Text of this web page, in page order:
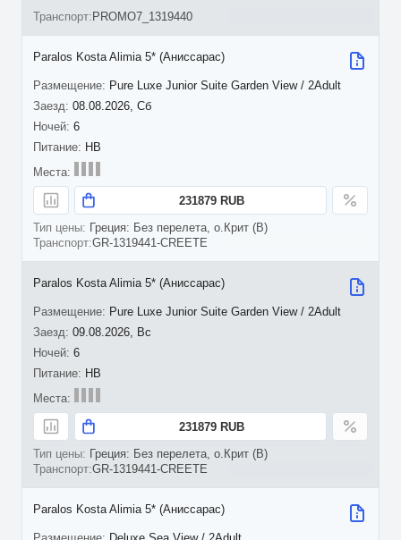
PROMO7_1319440
08.08.2026, Сб
6
Paralos Kosta Alimia 5* (Аниссарас)
Pure Luxe Junior Suite Garden View / 2Adult
HB
231879 RUB
Греция: Без перелета, о.Крит (B)
GR-1319441-CREETE
09.08.2026, Вс
6
Paralos Kosta Alimia 5* (Аниссарас)
Pure Luxe Junior Suite Garden View / 2Adult
HB
231879 RUB
Греция: Без перелета, о.Крит (B)
GR-1319441-CREETE
Paralos Kosta Alimia 5* (Аниссарас)